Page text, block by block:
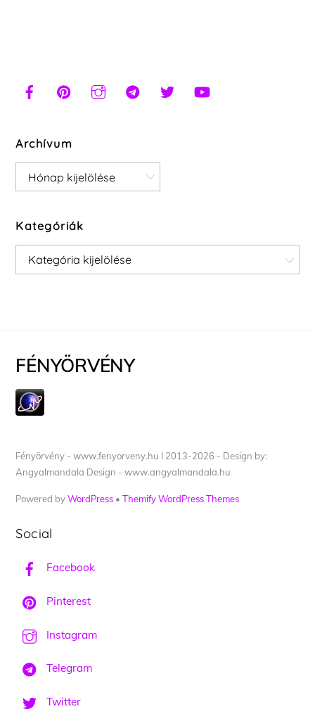
Archívum
Archívum
Kategóriák
Kategóriák
FÉNYÖRVÉNY
Fényörvény - www.fenyorveny.hu I 2013-2026 - Design by:
Angyalmandala Design - www.angyalmandala.hu
Powered byWordPress •Themify WordPress Themes
Social
Facebook
Pinterest
Instagram
Telegram
Twitter